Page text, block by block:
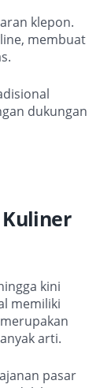
klepon.
membuat
dukungan
Kuliner
kini
memiliki
arti.
pasar